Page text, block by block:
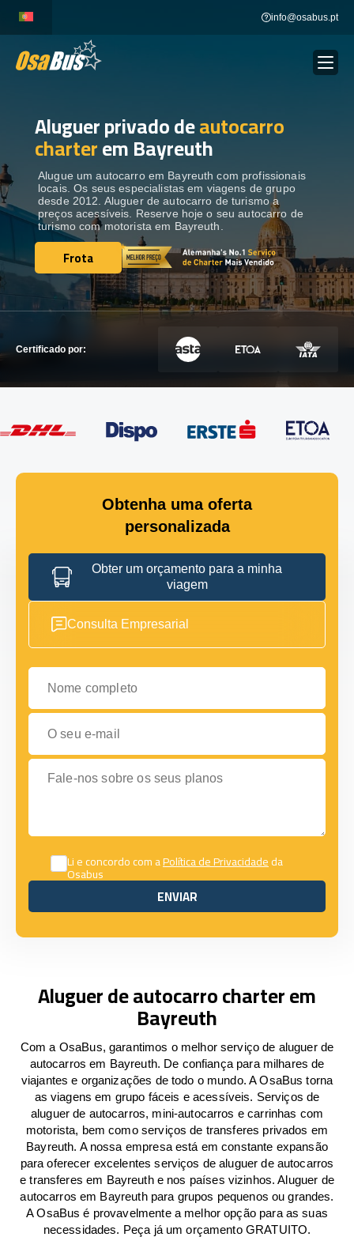
content
info@osabus.pt
ALUGUER DE AUTOCARROS
DESTINOS
FROTA
ENTRE EM CONTACTO
ENTRE EM CONTACTO
Aluguer privado deautocarro
charterem Bayreuth
Alugue um autocarro em Bayreuth com profissionais
locais. Os seus especialistas em viagens de grupo
desde 2012. Aluguer de autocarro de turismo a
preços acessíveis. Reserve hoje o seu autocarro de
turismo com motorista em Bayreuth.
Frota
Frota
Certificado por:
Obtenha uma oferta
personalizada
Obter um orçamento para a minha
viagem
Consulta Empresarial
Nome completo
O seu e-mail
Fale-nos sobre os seus planos
Li e concordo com aPolítica de Privacidadeda
Osabus
ENVIAR
ENVIAR
Aluguer de autocarro charter em
Bayreuth
Com a OsaBus, garantimos o melhor serviço de aluguer de
autocarros em Bayreuth. De confiança para milhares de
viajantes e organizações de todo o mundo. A OsaBus torna
as viagens em grupo fáceis e acessíveis. Serviços de
aluguer de autocarros, mini-autocarros e carrinhas com
motorista, bem como serviços de transferes privados em
Bayreuth. A nossa empresa está em constante expansão
para oferecer excelentes serviços de aluguer de autocarros
e transferes em Bayreuth e nos países vizinhos. Aluguer de
autocarros em Bayreuth para grupos pequenos ou grandes.
A OsaBus é provavelmente a melhor opção para as suas
necessidades. Peça já um orçamento GRATUITO.